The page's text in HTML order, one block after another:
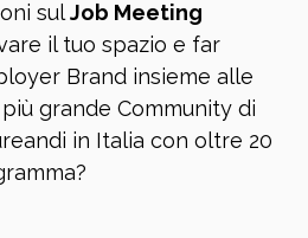
sulJob Meeting
il tuo spazio e far
Brand insieme alle
grande Community di
in Italia con oltre 20